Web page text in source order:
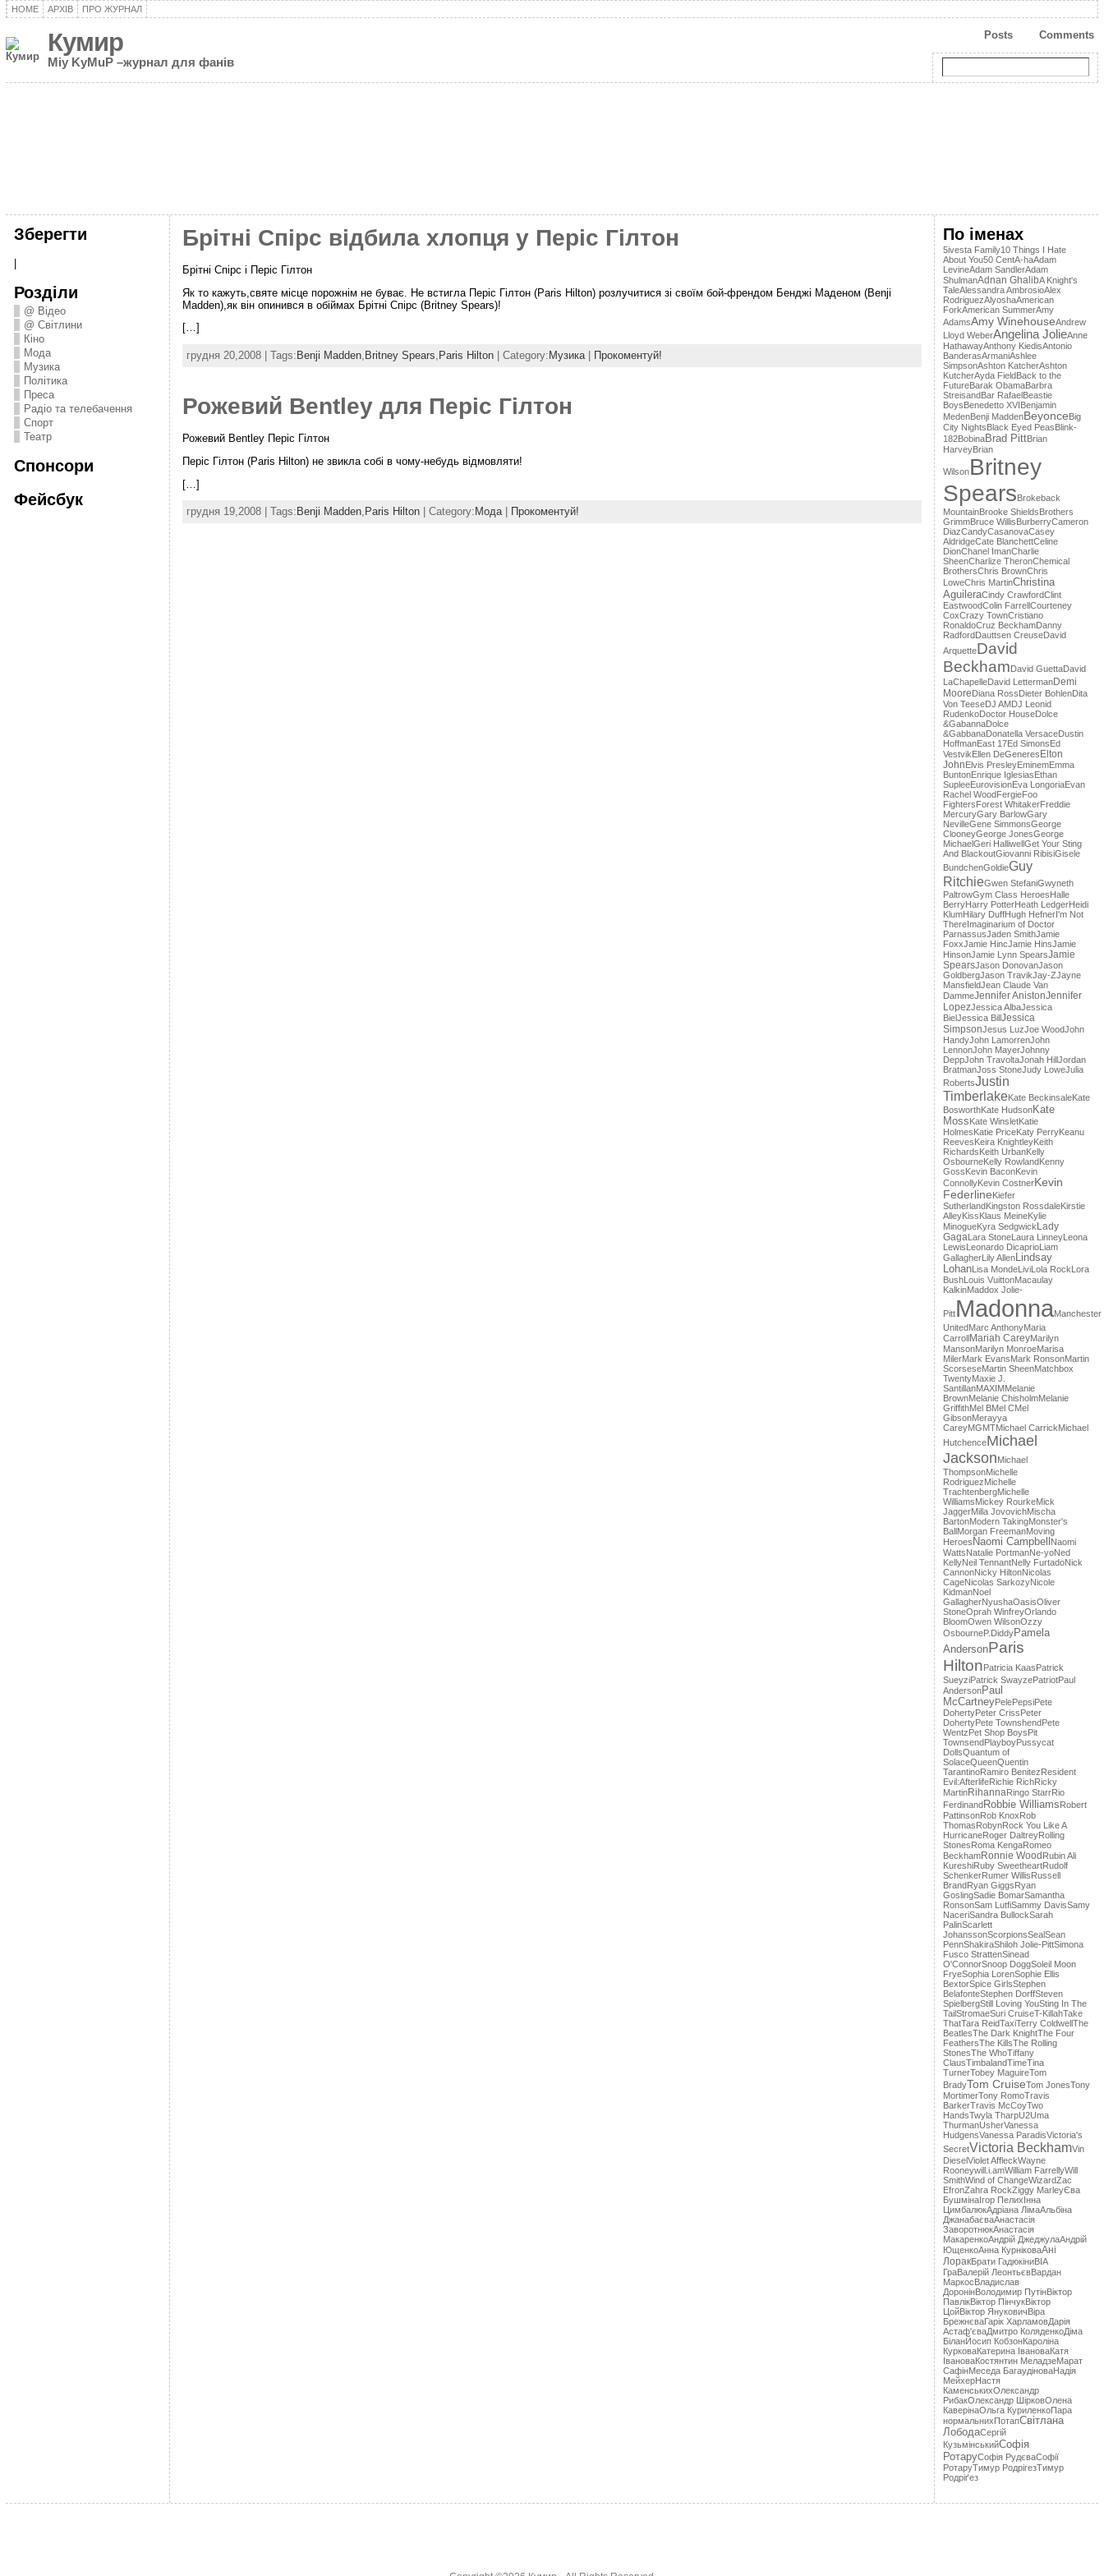
HOME АРХІВ ПРО ЖУРНАЛ
Кумир
Miy KyMuP –журнал для фанів
Comments
Posts
Зберегти
Розділи
@ Відео
@ Світлини
Кіно
Мода
Музика
Політика
Преса
Радіо та телебачення
Спорт
Театр
Спонсори
Фейсбук
Брітні Спірс відбила хлопця у Періс Гілтон
Брітні Спірс і Періс Гілтон
Як то кажуть,святе місце порожнім не буває. Не встигла Періс Гілтон (Paris Hilton) розлучитися зі своїм бой-френдом Бенджі Маденом (Benji
Madden),як він опинився в обіймах Брітні Спірс (Britney Spears)!
[…]
грудня 20,2008 | Tags: Benji Madden, Britney Spears, Paris Hilton| Category: Музика| Прокоментуй!
Рожевий Bentley для Періс Гілтон
Рожевий Bentley Періс Гілтон
Періс Гілтон (Paris Hilton) не звикла собі в чому-небудь відмовляти!
[…]
грудня 19,2008 | Tags: Benji Madden, Paris Hilton| Category: Мода| Прокоментуй!
По іменах
5ivesta Family10 Things I Hate
About You50 CentA-haAdam
LevineAdam SandlerAdam
ShulmanAdnan GhalibA Knight's
TaleAlessandra AmbrosioAlex
RodriguezAlyoshaAmerican
ForkAmerican SummerAmy
AdamsAmy WinehouseAndrew
Lloyd WeberAngelina JolieAnne
HathawayAnthony KiedisAntonio
BanderasArmaniAshlee
SimpsonAshton KatcherAshton
KutcherAyda FieldBack to the
FutureBarak ObamaBarbra
StreisandBar RafaelBeastie
BoysBenedetto XVIBenjamin
MedenBenji MaddenBeyonceBig
City NightsBlack Eyed PeasBlink-
182BobinaBrad PittBrian
HarveyBrian
WilsonBritney
SpearsBrokeback
MountainBrooke ShieldsBrothers
GrimmBruce WillisBurberryCameron
DiazCandyCasanovaCasey
AldridgeCate BlanchettCeline
DionChanel ImanCharlie
SheenCharlize TheronChemical
BrothersChris BrownChris
LoweChris MartinChristina
AguileraCindy CrawfordClint
EastwoodColin FarrellCourteney
CoxCrazy TownCristiano
RonaldoCruz BeckhamDanny
RadfordDauttsen CreuseDavid
ArquetteDavid
BeckhamDavid GuettaDavid
LaChapelleDavid LettermanDemi
MooreDiana RossDieter BohlenDita
Von TeeseDJ AMDJ Leonid
RudenkoDoctor HouseDolce
&GabannaDolce
&GabbanaDonatella VersaceDustin
HoffmanEast 17Ed SimonsEd
VestvikEllen DeGeneresElton
JohnElvis PresleyEminemEmma
BuntonEnrique IglesiasEthan
SupleeEurovisionEva LongoriaEvan
Rachel WoodFergieFoo
FightersForest WhitakerFreddie
MercuryGary BarlowGary
NevilleGene SimmonsGeorge
ClooneyGeorge JonesGeorge
MichaelGeri HalliwellGet Your Sting
And BlackoutGiovanni RibisiGisele
BundchenGoldieGuy
RitchieGwen StefaniGwyneth
PaltrowGym Class HeroesHalle
BerryHarry PotterHeath LedgerHeidi
KlumHilary DuffHugh HefnerI'm Not
ThereImaginarium of Doctor
ParnassusJaden SmithJamie
FoxxJamie HincJamie HinsJamie
HinsonJamie Lynn SpearsJamie
SpearsJason DonovanJason
GoldbergJason TravikJay-ZJayne
MansfieldJean Claude Van
DammeJennifer AnistonJennifer
LopezJessica AlbaJessica
BielJessica BillJessica
SimpsonJesus LuzJoe WoodJohn
HandyJohn LamorrenJohn
LennonJohn MayerJohnny
DeppJohn TravoltaJonah HillJordan
BratmanJoss StoneJudy LoweJulia
RobertsJustin
TimberlakeKate BeckinsaleKate
BosworthKate HudsonKate
MossKate WinsletKatie
HolmesKatie PriceKaty PerryKeanu
ReevesKeira KnightleyKeith
RichardsKeith UrbanKelly
OsbourneKelly RowlandKenny
GossKevin BaconKevin
ConnollyKevin CostnerKevin
FederlineKiefer
SutherlandKingston RossdaleKirstie
AlleyKissKlaus MeineKylie
MinogueKyra SedgwickLady
GagaLara StoneLaura LinneyLeona
LewisLeonardo DicaprioLiam
GallagherLily AllenLindsay
LohanLisa MondeLiviLola RockLora
BushLouis VuittonMacaulay
KalkinMaddox Jolie-
PittMadonnaManchester
UnitedMarc AnthonyMaria
CarrollMariah CareyMarilyn
MansonMarilyn MonroeMarisa
MilerMark EvansMark RonsonMartin
ScorseseMartin SheenMatchbox
TwentyMaxie J.
SantillanMAXIMMelanie
BrownMelanie ChisholmMelanie
GriffithMel BMel CMel
GibsonMerayya
CareyMGMTMichael CarrickMichael
HutchenceMichael
JacksonMichael
ThompsonMichelle
RodriguezMichelle
TrachtenbergMichelle
WilliamsMickey RourkeMick
JaggerMilla JovovichMischa
BartonModern TakingMonster's
BallMorgan FreemanMoving
Heroes Naomi Campbell Naomi
WattsNatalie PortmanNe-yoNed
KellyNeil TennantNelly FurtadoNick
CannonNicky HiltonNicolas
CageNicolas SarkozyNicole
KidmanNoel
GallagherNyushaOasisOliver
StoneOprah WinfreyOrlando
BloomOwen WilsonOzzy
OsbourneP.DiddyPamela
AndersonParis
HiltonPatricia KaasPatrick
SueyziPatrick SwayzePatriotPaul
AndersonPaul
McCartneyPelePepsiPete
DohertyPeter CrissPeter
DohertyPete TownshendPete
WentzPet Shop BoysPit
TownsendPlayboyPussycat
DollsQuantum of
SolaceQueenQuentin
TarantinoRamiro BenitezResident
Evil:AfterlifeRichie RichRicky
MartinRihannaRingo StarrRio
FerdinandRobbie WilliamsRobert
PattinsonRob KnoxRob
ThomasRobynRock You Like A
HurricaneRoger DaltreyRolling
StonesRoma KengaRomeo
BeckhamRonnie WoodRubin Ali
KureshiRuby SweetheartRudolf
SchenkerRumer WillisRussell
BrandRyan GiggsRyan
GoslingSadie BomarSamantha
RonsonSam LutfiSammy DavisSamy
NaceriSandra BullockSarah
PalinScarlett
JohanssonScorpionsSealSean
PennShakiraShiloh Jolie-PittSimona
Fusco StrattenSinead
O'ConnorSnoop DoggSoleil Moon
FryeSophia LorenSophie Ellis
BextorSpice GirlsStephen
BelafonteStephen DorffSteven
SpielbergStill Loving YouSting In The
TailStromaeSuri CruiseT-KillahTake
ThatTara ReidTaxiTerry ColdwellThe
BeatlesThe Dark KnightThe Four
FeathersThe KillsThe Rolling
StonesThe WhoTiffany
ClausTimbalandTimeTina
TurnerTobey MaguireTom
BradyTom CruiseTom JonesTony
MortimerTony RomoTravis
BarkerTravis McCoyTwo
HandsTwyla TharpU2Uma
ThurmanUsherVanessa
HudgensVanessa ParadisVictoria's
SecretVictoria BeckhamVin
DieselViolet AffleckWayne
Rooneywill.i.amWilliam FarrellyWill
SmithWind of ChangeWizardZac
EfronZahra RockZiggy MarleyЄва
БушмінаІгор ПелихІнна
ЦимбалюкАдріана ЛімaАльбіна
ДжанабаєваАнастасія
ЗаворотнюкАнастасія
МакаренкоАндрій ДжеджулаАндрій
ЮщенкоАнна КурніковаАні
ЛоракБрати ГадюкіниВІА
ГраВалерій ЛеонтьєвВардан
МаркосВладислав
ДоронінВолодимир ПутінВіктор
ПавлікВіктор ПінчукВіктор
ЦойВіктор ЯнуковичВіра
БрежнєваГарік ХарламовДарія
Астаф'єваДмитро КоляденкоДіма
БіланЙосип КобзонКароліна
КурковаКатерина ІвановаКатя
ІвановаКостянтин МеладзеМарат
СафінМеседа БагаудіноваНадія
МейхерНастя
КаменськихОлександр
РибакОлександр ШірковОлена
КаверінаОльга КуриленкоПара
нормальнихПотапСвітлана
ЛободаСергій
КузьмінськийСофія
РотаруСофія РудєваСофії
РотаруТимур РодрігезТимур
Родріґез